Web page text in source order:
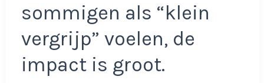
sommigen als “klein
vergrijp” voelen, de
impact is groot.